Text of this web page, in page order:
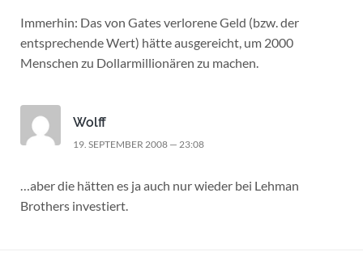
Immerhin: Das von Gates verlorene Geld (bzw. der
entsprechende Wert) hätte ausgereicht, um 2000
Menschen zu Dollarmillionären zu machen.
Wolff
19. SEPTEMBER 2008 — 23:08
…aber die hätten es ja auch nur wieder bei Lehman
Brothers investiert.